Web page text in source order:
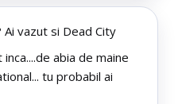
Ai vazut si Dead City
abia de maine
tu probabil ai